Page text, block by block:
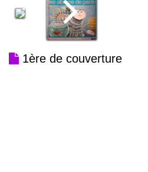
1ère de couverture